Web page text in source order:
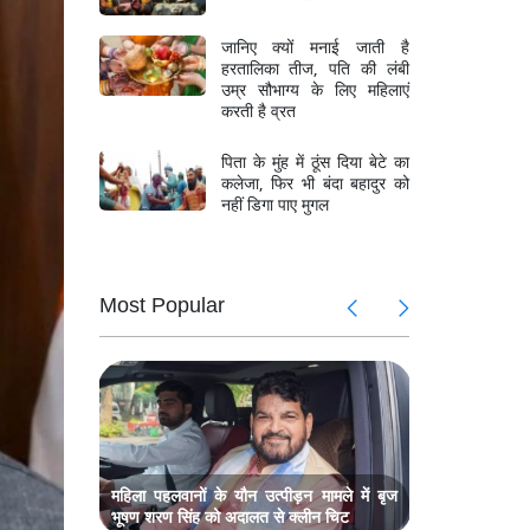
जानिए क्यों मनाई जाती है
हरतालिका तीज, पति की लंबी
उम्र सौभाग्य के लिए महिलाएं
करती है व्रत
पिता के मुंह में ठूंस दिया बेटे का
कलेजा, फिर भी बंदा बहादुर को
नहीं डिगा पाए मुगल
Most Popular
में
अनोखा
मौत,
महिला पहलवानों के यौन उत्पीड़न मामले में बृज
भूषण शरण सिंह को अदालत से क्लीन चिट